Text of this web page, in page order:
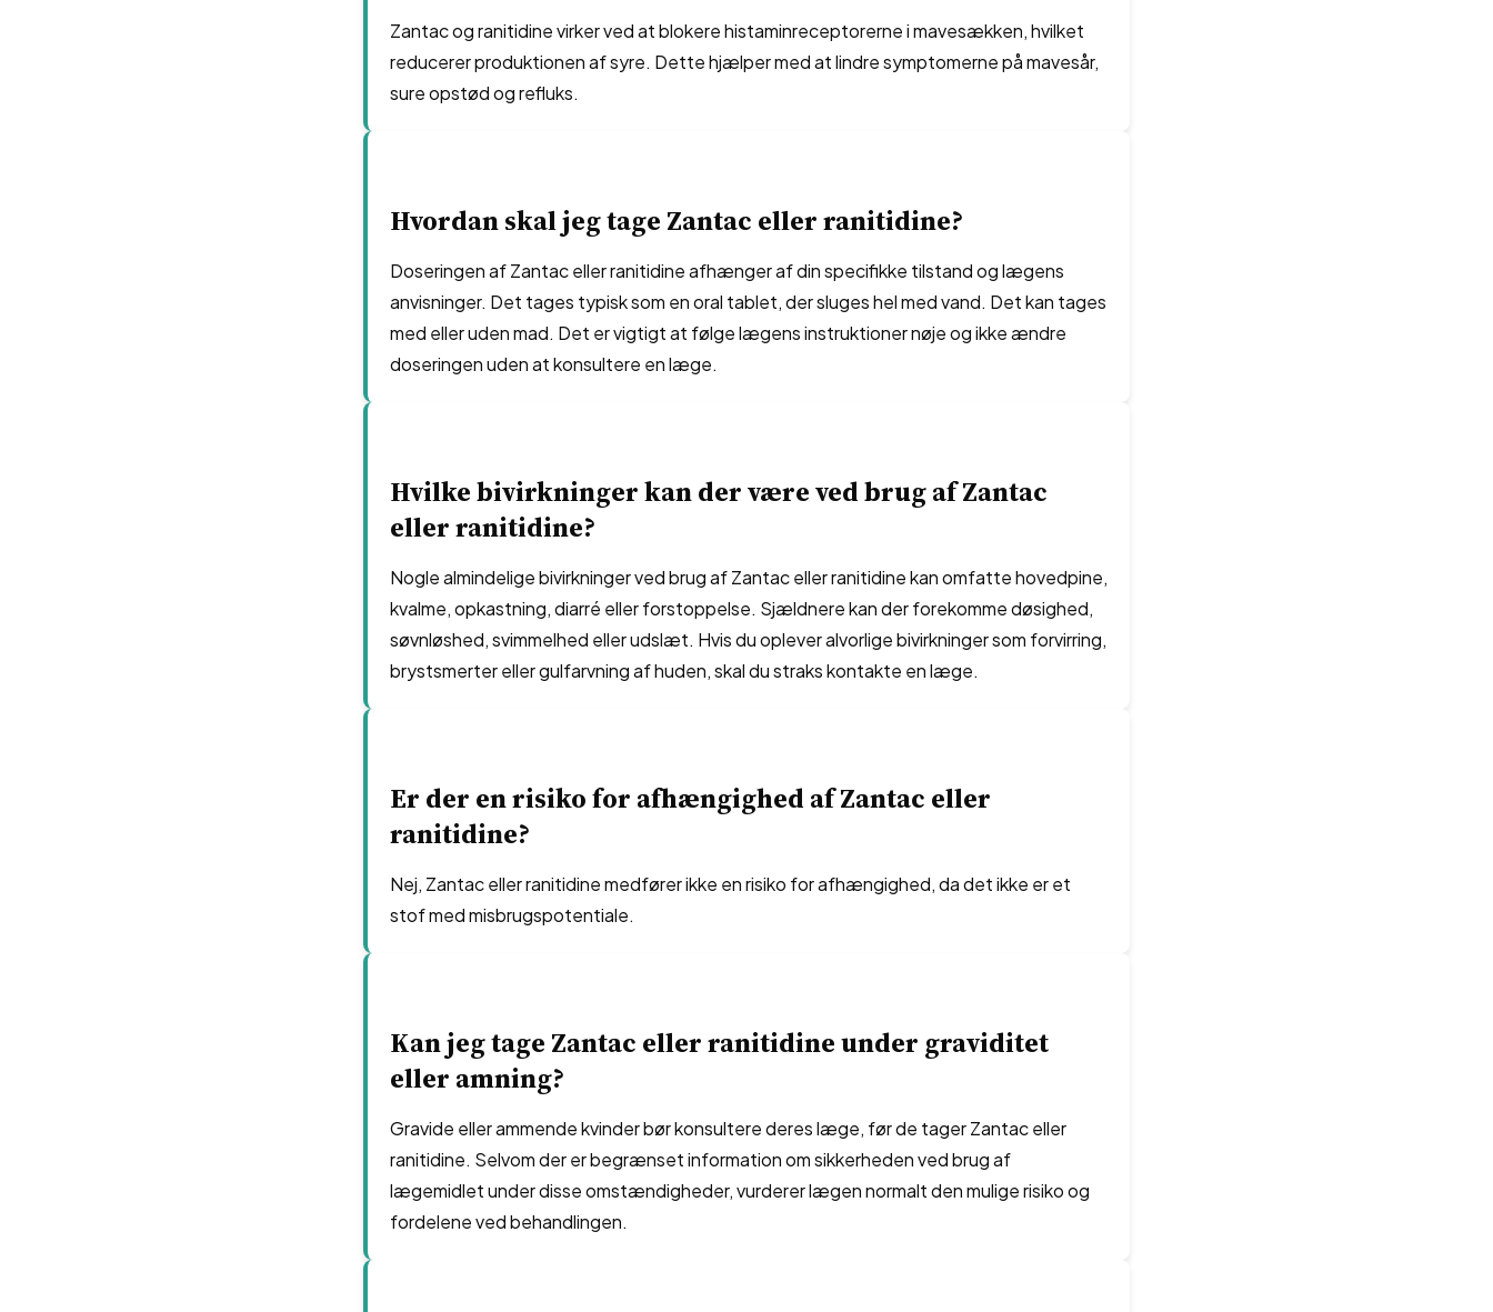
Zantac og ranitidine virker ved at blokere histaminreceptorerne i mavesækken, hvilket
reducerer produktionen af syre. Dette hjælper med at lindre symptomerne på mavesår,
sure opstød og refluks.
Hvordan skal jeg tage Zantac eller ranitidine?
Doseringen af Zantac eller ranitidine afhænger af din specifikke tilstand og lægens
anvisninger. Det tages typisk som en oral tablet, der sluges hel med vand. Det kan tages
med eller uden mad. Det er vigtigt at følge lægens instruktioner nøje og ikke ændre
doseringen uden at konsultere en læge.
Hvilke bivirkninger kan der være ved brug af Zantac
eller ranitidine?
Nogle almindelige bivirkninger ved brug af Zantac eller ranitidine kan omfatte hovedpine,
kvalme, opkastning, diarré eller forstoppelse. Sjældnere kan der forekomme døsighed,
søvnløshed, svimmelhed eller udslæt. Hvis du oplever alvorlige bivirkninger som forvirring,
brystsmerter eller gulfarvning af huden, skal du straks kontakte en læge.
Er der en risiko for afhængighed af Zantac eller
ranitidine?
Nej, Zantac eller ranitidine medfører ikke en risiko for afhængighed, da det ikke er et
stof med misbrugspotentiale.
Kan jeg tage Zantac eller ranitidine under graviditet
eller amning?
Gravide eller ammende kvinder bør konsultere deres læge, før de tager Zantac eller
ranitidine. Selvom der er begrænset information om sikkerheden ved brug af
lægemidlet under disse omstændigheder, vurderer lægen normalt den mulige risiko og
fordelene ved behandlingen.